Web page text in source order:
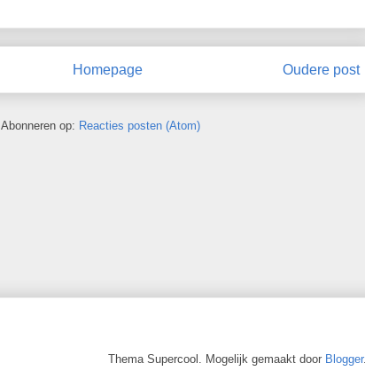
Oudere post
Homepage
Abonneren op: Reacties posten (Atom)
Thema Supercool. Mogelijk gemaakt door Blogger.